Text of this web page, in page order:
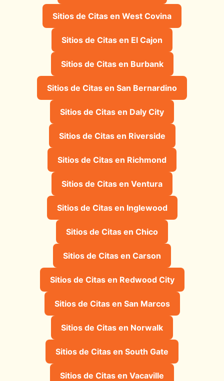
Sitios de Citas en West Covina
Sitios de Citas en El Cajon
Sitios de Citas en Burbank
Sitios de Citas en San Bernardino
Sitios de Citas en Daly City
Sitios de Citas en Riverside
Sitios de Citas en Richmond
Sitios de Citas en Ventura
Sitios de Citas en Inglewood
Sitios de Citas en Chico
Sitios de Citas en Carson
Sitios de Citas en Redwood City
Sitios de Citas en San Marcos
Sitios de Citas en Norwalk
Sitios de Citas en South Gate
Sitios de Citas en Vacaville